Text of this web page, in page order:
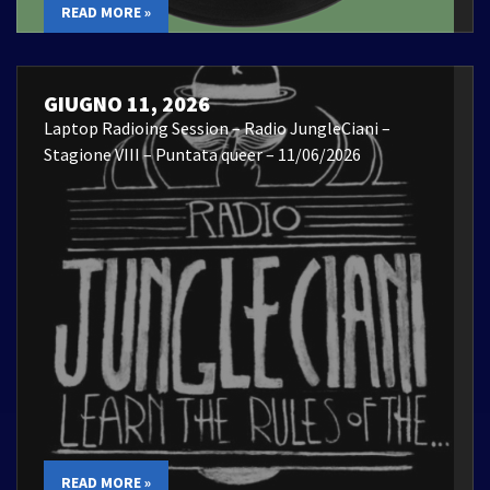
READ MORE »
GIUGNO 11, 2026
Laptop Radioing Session – Radio JungleCiani –
Stagione VIII – Puntata queer – 11/06/2026
READ MORE »